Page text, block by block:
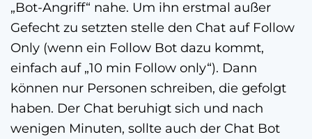
„Bot-Angriff“ nahe. Um ihn erstmal außer
Gefecht zu setzten stelle den Chat auf Follow
Only (wenn ein Follow Bot dazu kommt,
einfach auf „10 min Follow only“). Dann
können nur Personen schreiben, die gefolgt
haben. Der Chat beruhigt sich und nach
wenigen Minuten, sollte auch der Chat Bot